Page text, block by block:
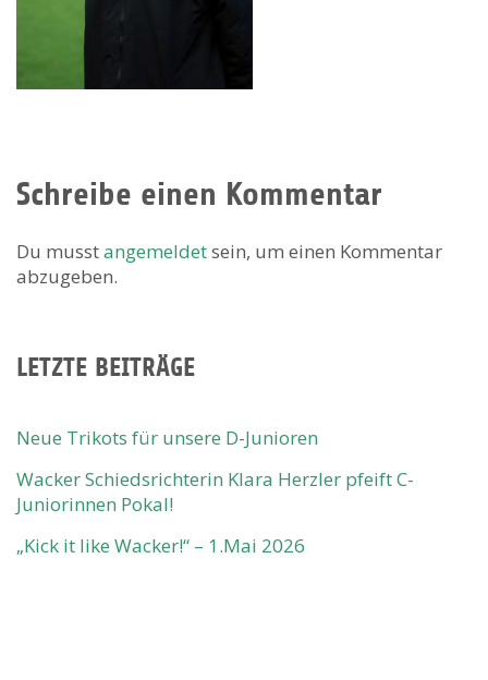
Schreibe einen Kommentar
Du musstangemeldetsein, um einen Kommentar
abzugeben.
LETZTE BEITRÄGE
Neue Trikots für unsere D-Junioren
Wacker Schiedsrichterin Klara Herzler pfeift C-
Juniorinnen Pokal!
„Kick it like Wacker!“ – 1.Mai 2026